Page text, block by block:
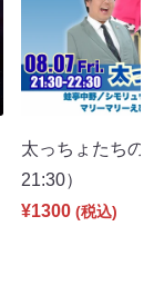
太っちょたち
21:30）
¥1300 (税込)